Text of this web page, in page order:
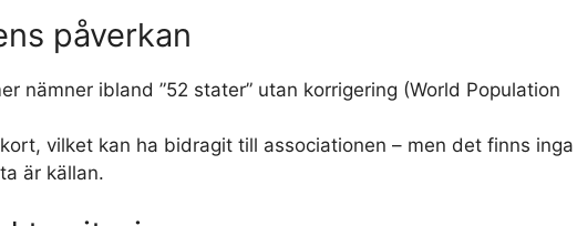
påverkan
nämner ibland ”52 stater” utan korrigering (World Population
vilket kan ha bidragit till associationen – men det finns inga
är källan.